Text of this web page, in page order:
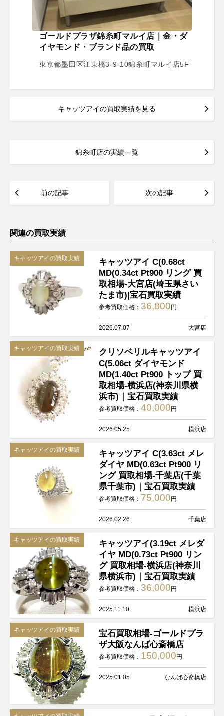
ゴールドプラザ錦糸町マルイ店｜金・ダ
イヤモンド・ブランド品の買取
東京都墨田区江東橋3-9-10錦糸町マルイ店5F
キャッツアイの買取実績を見る
錦糸町店の実績一覧
前の記事 次の記事
関連の買取実績
キャッツアイの買取実績
キャッツアイ C(0.68ct
MD(0.34ct Pt900 リング 買
取相場-大宮店(埼玉県さい
たま市)|宝石買取実績
参考買取価格： 36,800円
2026.07.07 大宮店
キャッツアイの買取実績
クリソベリルキャッツアイ
C(5.06ct ダイヤモンド
MD(1.40ct Pt900 トップ 買
取相場-横浜店(神奈川県横
浜市)｜宝石買取実績
参考買取価格：40,000円
2026.05.25 横浜店
キャッツアイの買取実績
キャッツアイ C(3.63ct メレ
ダイヤ MD(0.63ct Pt900 リ
ング 買取相場-千葉店(千葉
県千葉市)｜宝石買取実績
参考買取価格： 75,000円
2026.02.26 千葉店
キャッツアイの買取実績
キャッツアイ(3.19ct メレダ
イヤ MD(0.73ct Pt900 リン
グ 買取相場-横浜店(神奈川
県横浜市)｜宝石買取実績
参考買取価格： 36,000円
2025.11.10 横浜店
キャッツアイの買取実績
宝石買取相場-ゴールドプラ
ザ大阪なんば心斎橋店
参考買取価格： 150,000円
2025.01.05 なんば心斎橋店